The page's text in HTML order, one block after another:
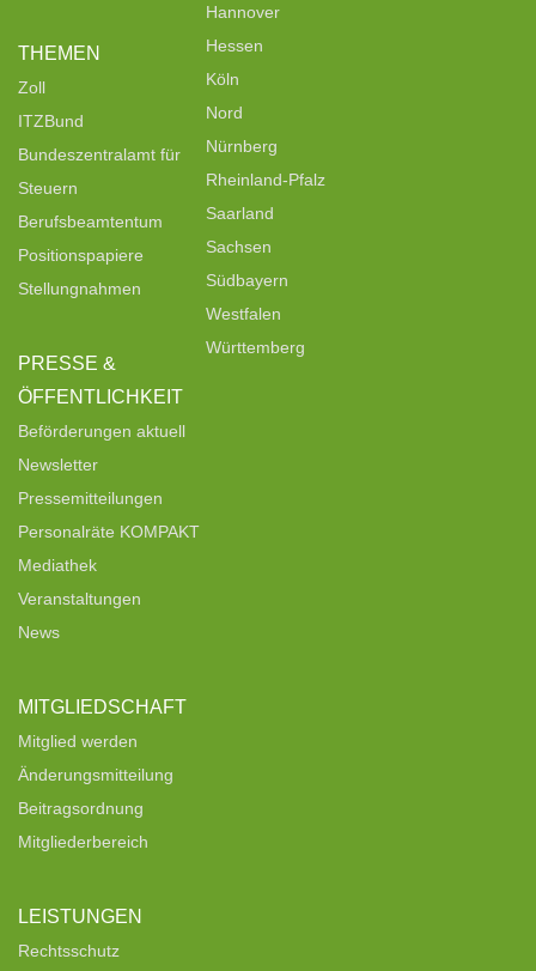
THEMEN
Zoll
ITZBund
Bundeszentralamt für
Steuern
Berufsbeamtentum
Positionspapiere
Stellungnahmen
PRESSE &
ÖFFENTLICHKEIT
Beförderungen aktuell
Newsletter
Pressemitteilungen
Personalräte KOMPAKT
Mediathek
Veranstaltungen
News
MITGLIEDSCHAFT
Mitglied werden
Änderungsmitteilung
Beitragsordnung
Mitgliederbereich
LEISTUNGEN
Rechtsschutz
Hannover
Hessen
Köln
Nord
Nürnberg
Rheinland-Pfalz
Saarland
Sachsen
Südbayern
Westfalen
Württemberg